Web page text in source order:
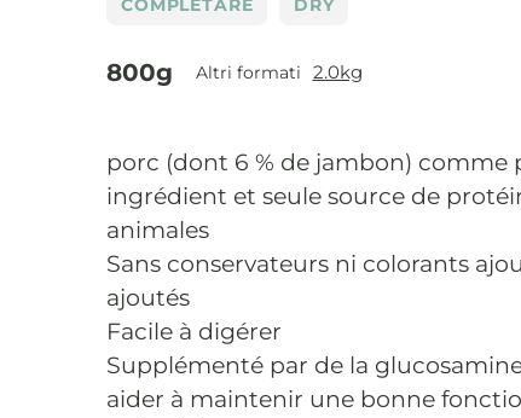
COMPLETARE DRY
800g Altri formati 2.0kg
porc (dont 6 % de jambon) comme
ingrédient et seule source de
animales
Sans conservateurs ni colorants
ajoutés
Facile à digérer
Supplémenté par de la
aider à maintenir une bonne